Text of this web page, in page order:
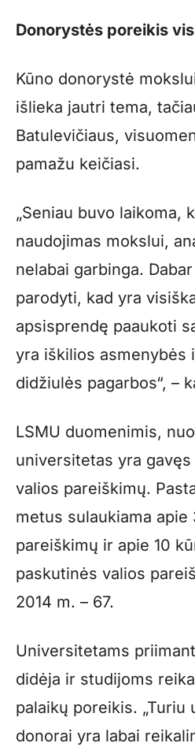
Donorystės poreikis
Kūno donorystė
išlieka jautri tema,
Batulevičiaus,
pamažu keičiasi.
„Seniau buvo laikoma,
naudojimas mokslui,
nelabai garbinga.
parodyti, kad yra
apsisprendę paaukoti
yra iškilios asmenybės
didžiulės pagarbos“, –
LSMU duomenimis,
universitetas yra gavęs
valios pareiškimų.
metus sulaukiama apie
pareiškimų ir apie 10
paskutinės valios
2014 m. – 67.
Universitetams
didėja ir studijoms
palaikų poreikis.
donorai yra labai